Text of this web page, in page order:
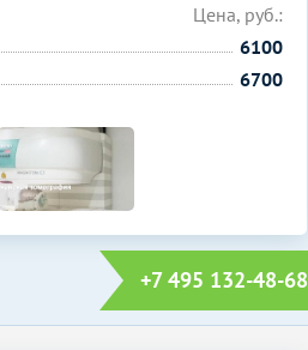
Цена, руб.:
6100
6700
+7 495 132-48-68